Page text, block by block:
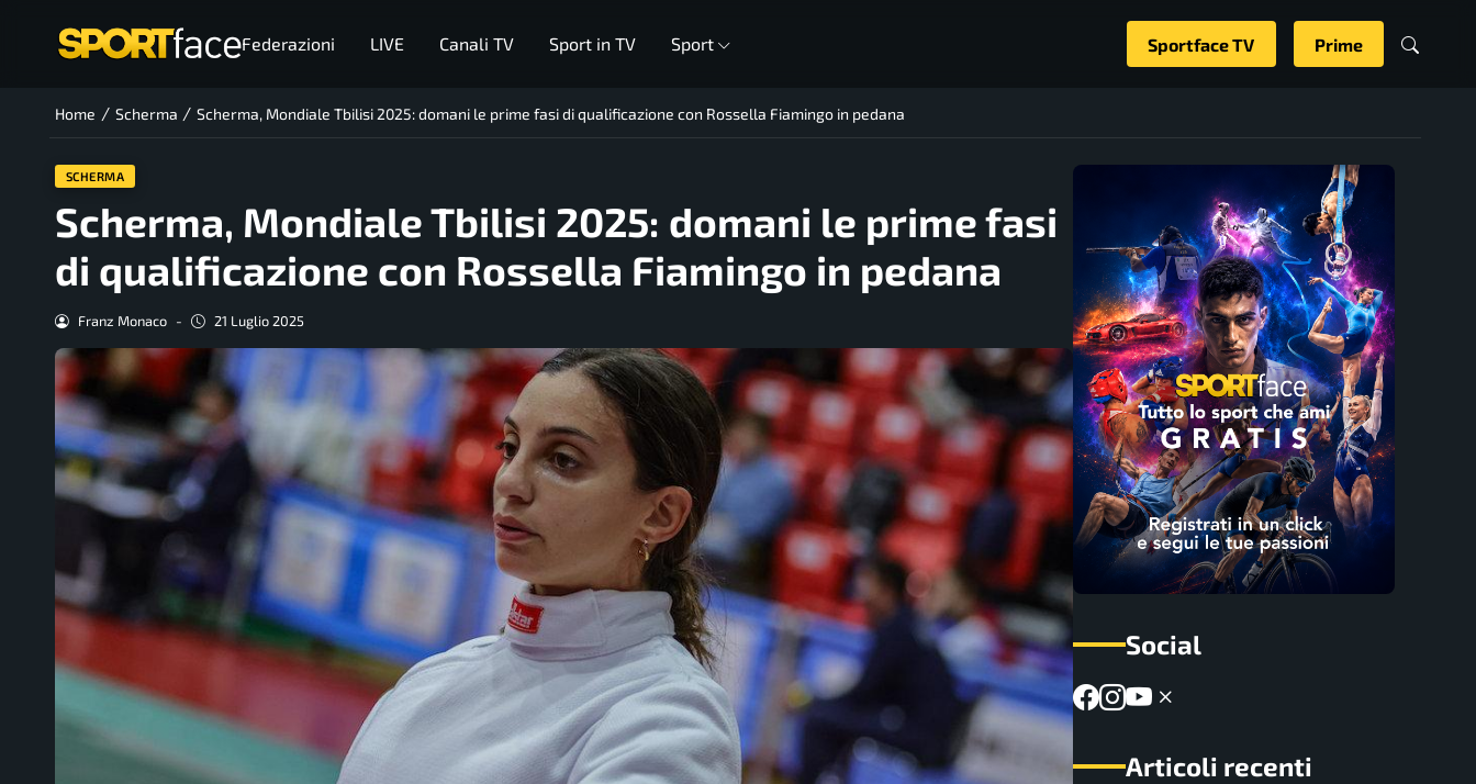
Federazioni LIVE Canali TV Sport in TV Sport Sportface TV Prime
Home / Scherma / Scherma, Mondiale Tbilisi 2025: domani le prime fasi di qualificazione con Rossella Fiamingo in pedana
SCHERMA
Scherma, Mondiale Tbilisi 2025: domani le prime fasi
di qualificazione con Rossella Fiamingo in pedana
Franz Monaco - 21 Luglio 2025
Social
Articoli recenti